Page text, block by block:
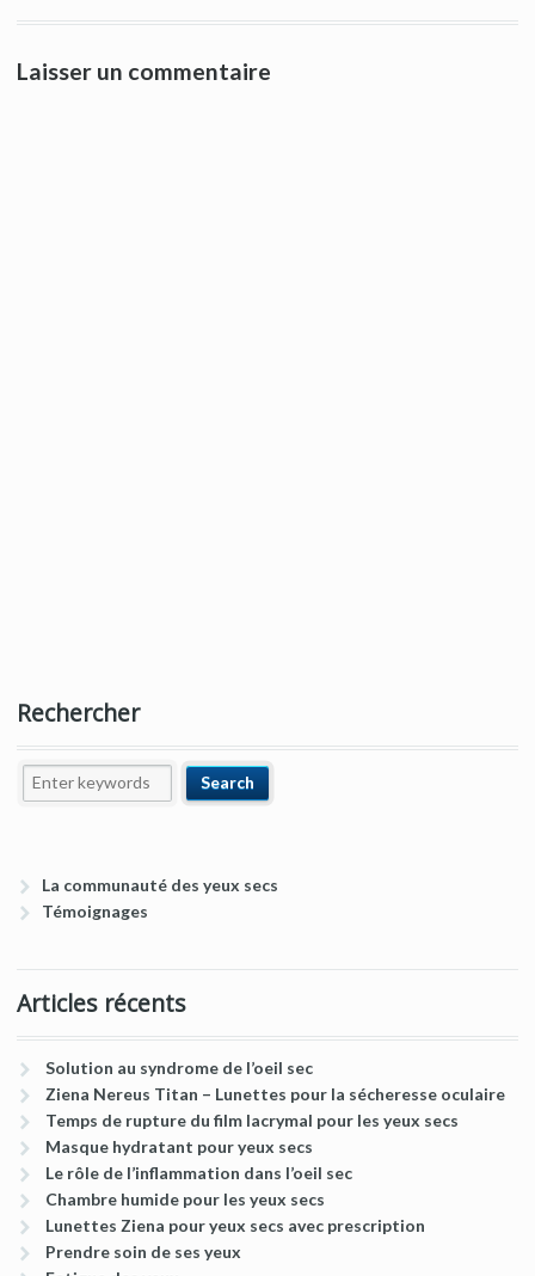
Laisser un commentaire
Rechercher
La communauté des yeux secs
Témoignages
Articles récents
Solution au syndrome de l’oeil sec
Ziena Nereus Titan – Lunettes pour la sécheresse oculaire
Temps de rupture du film lacrymal pour les yeux secs
Masque hydratant pour yeux secs
Le rôle de l’inflammation dans l’oeil sec
Chambre humide pour les yeux secs
Lunettes Ziena pour yeux secs avec prescription
Prendre soin de ses yeux